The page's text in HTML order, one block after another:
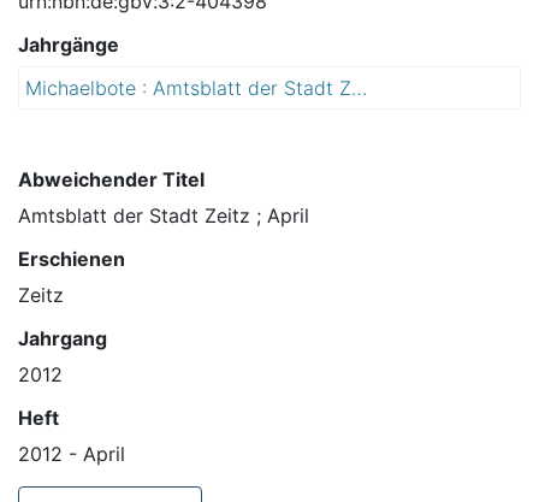
Jahrgänge
Michaelbote : Amtsblatt der Stadt Zeitz
Abweichender Titel
Amtsblatt der Stadt Zeitz ; April
Erschienen
Zeitz
Jahrgang
2012
Heft
2012 - April